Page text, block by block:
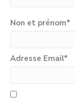
Non et prénom*
Adresse Email*